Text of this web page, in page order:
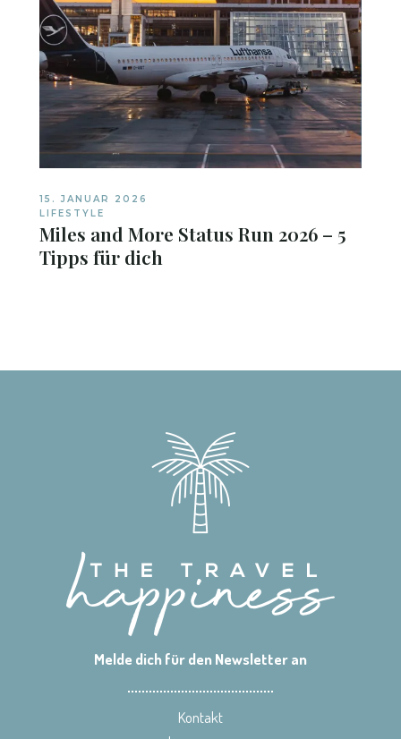
15. JANUAR 2026
LIFESTYLE
Miles and More Status Run 2026 – 5
Tipps für dich
Melde dich für den Newsletter an
Kontakt